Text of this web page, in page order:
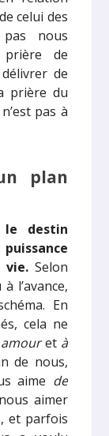
celui des
nous
de
de
prière du
pas à
plan
le destin
vie. Selon
l’avance,
En
cela ne
et à
de nous,
aime de
aimer
et parfois